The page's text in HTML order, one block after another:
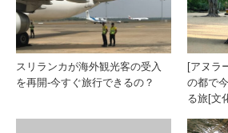
スリランカが海外観光客の受入
を再開-今すぐ旅行できるの？
[アヌラ
の都で
る旅[文